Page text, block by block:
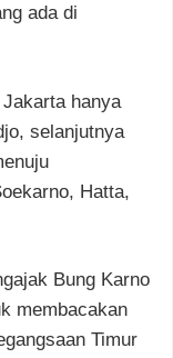
ada di
hanya
selanjutnya
Hatta,
Bung Karno
membacakan
Timur